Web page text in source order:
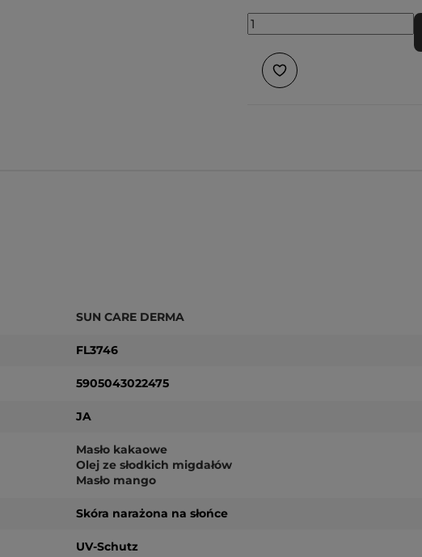
SUN CARE DERMA
FL3746
5905043022475
JA
Masło kakaowe
Olej ze słodkich migdałów
Masło mango
Skóra narażona na słońce
UV-Schutz